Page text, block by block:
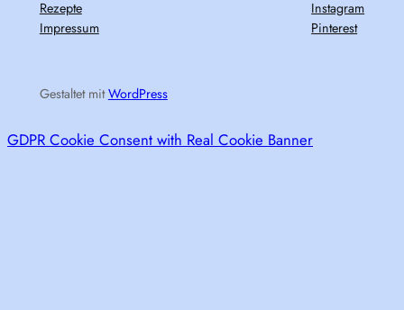
Rezepte
Impressum
Instagram
Pinterest
Gestaltet mitWordPress
GDPR Cookie Consent with Real Cookie Banner